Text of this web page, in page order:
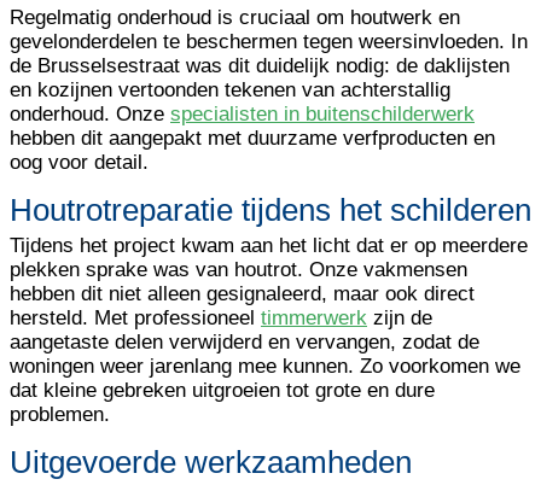
Regelmatig onderhoud is cruciaal om houtwerk en
gevelonderdelen te beschermen tegen weersinvloeden. In
de Brusselsestraat was dit duidelijk nodig: de daklijsten
en kozijnen vertoonden tekenen van achterstallig
onderhoud. Onze specialisten in buitenschilderwerk
hebben dit aangepakt met duurzame verfproducten en
oog voor detail.
Houtrotreparatie tijdens het schilderen
Tijdens het project kwam aan het licht dat er op meerdere
plekken sprake was van houtrot. Onze vakmensen
hebben dit niet alleen gesignaleerd, maar ook direct
hersteld. Met professioneel timmerwerk zijn de
aangetaste delen verwijderd en vervangen, zodat de
woningen weer jarenlang mee kunnen. Zo voorkomen we
dat kleine gebreken uitgroeien tot grote en dure
problemen.
Uitgevoerde werkzaamheden